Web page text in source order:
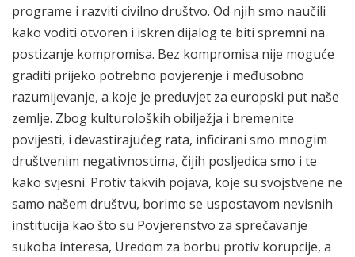
programe i razviti civilno društvo. Od njih smo naučili
kako voditi otvoren i iskren dijalog te biti spremni na
postizanje kompromisa. Bez kompromisa nije moguće
graditi prijeko potrebno povjerenje i međusobno
razumijevanje, a koje je preduvjet za europski put naše
zemlje. Zbog kulturoloških obilježja i bremenite
povijesti, i devastirajućeg rata, inficirani smo mnogim
društvenim negativnostima, čijih posljedica smo i te
kako svjesni. Protiv takvih pojava, koje su svojstvene ne
samo našem društvu, borimo se uspostavom nevisnih
institucija kao što su Povjerenstvo za sprečavanje
sukoba interesa, Uredom za borbu protiv korupcije, a